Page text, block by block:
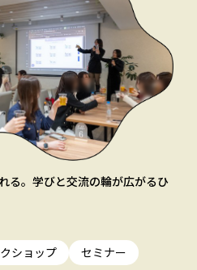
る。学びと交流の輪が広がるひ
ショップ セミナー